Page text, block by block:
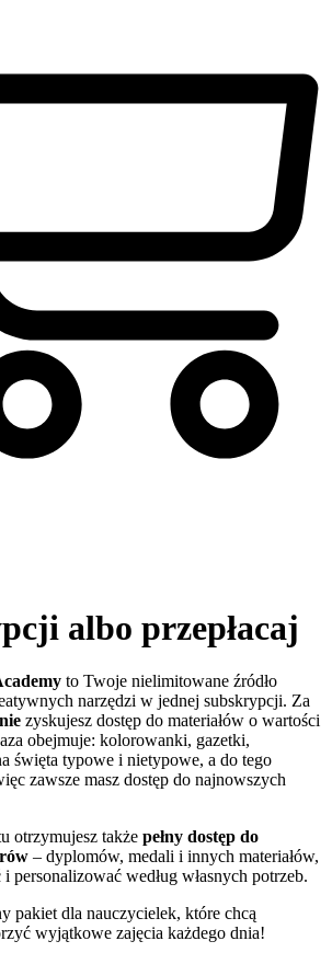
albo przepłacaj
to Twoje nielimitowane źródło
narzędzi w jednej subskrypcji. Za
zyskujesz dostęp do materiałów o wartości
obejmuje: kolorowanki, gazetki,
święta typowe i nietypowe, a do tego
zawsze masz dostęp do najnowszych
otrzymujesz także pełny dostęp do
– dyplomów, medali i innych materiałów,
personalizować według własnych potrzeb.
pakiet dla nauczycielek, które chcą
wyjątkowe zajęcia każdego dnia!